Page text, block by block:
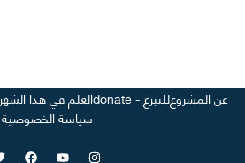
عن المشروعللتبرع - donate العلم في هذا الشهر
سياسة الخصوصية